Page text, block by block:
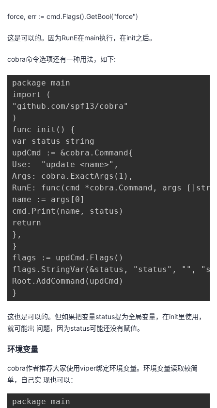
force, err := cmd.Flags().GetBool("force")
这是可以的。因为RunE在main执行，在init之后。
cobra命令选项还有一种用法，如下:
package main
import (
"github.com/spf13/cobra"
)
func init() {
var status string
updCmd := &cobra.Command{
Use:  "update <name>",
Args: cobra.ExactArgs(1),
RunE: func(cmd *cobra.Command, args
name := args[0]
cmd.Print(name, status)
return
},
}
flags := updCmd.Flags()
flags.StringVar(&status, "status", "",
Root.AddCommand(updCmd)
}
这也是可以的。但如果把变量status提为全局变量，在init里使用，
就可能出 问题，因为status可能还没有赋值。
环境变量
cobra作者推荐大家使用viper绑定环境变量。环境变量读取较简
单，自己实 现也可以：
package main